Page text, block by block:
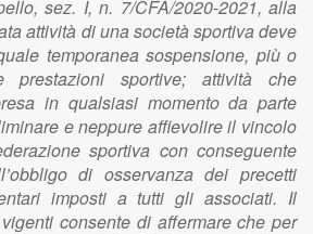
sez. I, n. 7/CFA/2020-2021, alla
attività di una società sportiva deve
temporanea sospensione, più o
prestazioni sportive; attività che
in qualsiasi momento da parte
e neppure affievolire il vincolo
sportiva con conseguente
di osservanza dei precetti
imposti a tutti gli associati. Il
consente di affermare che per